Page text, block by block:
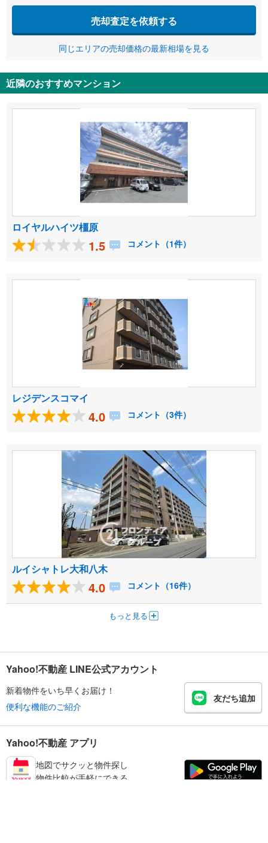
売却査定を依頼する
同じエリアの売却価格の最新相場を見る
近隣のおすすめマンション
ロイヤルハイツ橿原
1.5 コメント（1件）
レジデンスコマイ
4.0 コメント（3件）
ルイシャトレ大和八木
4.0 コメント（16件）
もっと見る
Yahoo!不動産 LINE公式アカウント
新着物件をいち早くお届け！
便利な機能のご紹介
友だち追加
Yahoo!不動産 アプリ
地図でサクッと物件探し
物件比較が手軽にできる